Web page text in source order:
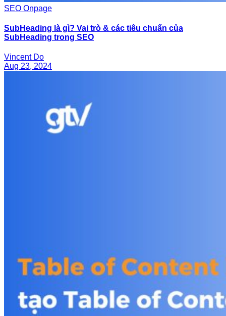
SEO Onpage
SubHeading là gì? Vai trò & các tiêu chuẩn của
SubHeading trong SEO
Vincent Do
Aug 23, 2024